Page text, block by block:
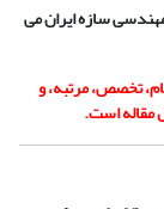
سازه ایران می
تخصص، مرتبه، و
است.